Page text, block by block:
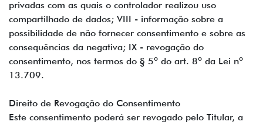
privadas com as quais o controlador realizou uso
compartilhado de dados; VIII - informação sobre a
possibilidade de não fornecer consentimento e sobre as
consequências da negativa; IX - revogação do
consentimento, nos termos do § 5º do art. 8º da Lei nº
13.709.
Direito de Revogação do Consentimento
Este consentimento poderá ser revogado pelo Titular, a